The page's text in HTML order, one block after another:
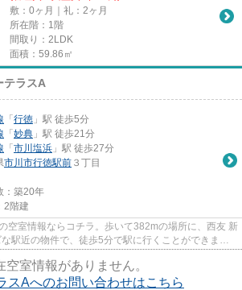
敷：0ヶ月｜礼：2ヶ月
所在階：1階
間取り：2LDK
面積：59.86㎡
テラスA
「 行徳 」駅 徒歩5分
「 妙典 」駅 徒歩21分
「 市川塩浜 」駅 徒歩27分
市川市行徳駅前 ３丁目
：築20年
2階建
空室情報ならコチラ。歩いて382mの場所に、西友 新
駅近の物件で、徒歩5分で駅に行くことができま
空室情報がありません。
スAへのお問い合わせはこちら